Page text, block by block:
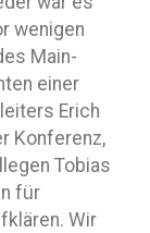
wenigen
Main-
einer
Erich
Konferenz,
Tobias
für
Wir